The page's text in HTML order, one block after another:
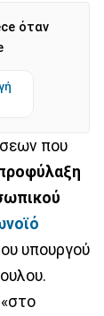
όταν
που
υπουργού